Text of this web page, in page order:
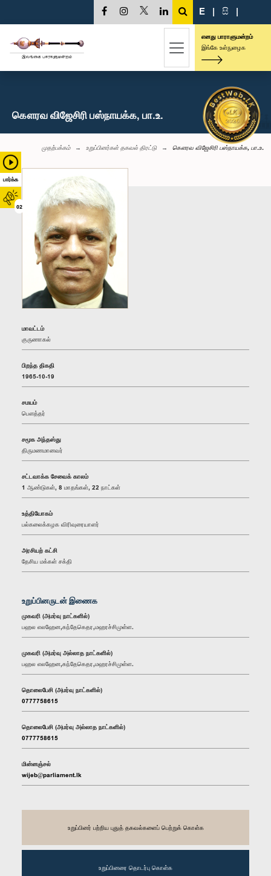
பார்க்க
02
E | සි |
எனது பாராளுமன்றம்
இங்கே உள்நுழைக
கௌரவ விஜேசிரி பஸ்நாயக்க, பா.உ.
முதற்பக்கம் உறுப்பினர்கள் தகவல் திரட்டு கௌரவ விஜேசிரி பஸ்நாயக்க, பா.உ.
மாவட்டம்
குருணாகல்
பிறந்த திகதி
1965-10-19
சமயம்
பௌத்தர்
சமூக அந்தஸ்து
திருமணமானவர்
சட்டவாக்க சேவைக் காலம்
1 ஆண்டுகள், 8 மாதங்கள், 22 நாட்கள்
உத்தியோகம்
பல்கலைக்கழக விரிவுரையாளர்
அரசியற் கட்சி
தேசிய மக்கள் சக்தி
உறுப்பினருடன் இணைக
முகவரி (அமர்வு நாட்களில்)
பஹல எலஹேன,கந்தேகெதர,மஹரச்சிமுள்ள.
முகவரி (அமர்வு அல்லாத நாட்களில்)
பஹல எலஹேன,கந்தேகெதர,மஹரச்சிமுள்ள.
தொலைபேசி (அமர்வு நாட்களில்)
0777758615
தொலைபேசி (அமர்வு அல்லாத நாட்களில்)
0777758615
மின்னஞ்சல்
wijeb@parliament.lk
உறுப்பினர் பற்றிய புதுத் தகவல்களைப் பெற்றுக் கொள்க
உறுப்பினரை தொடர்பு கொள்க